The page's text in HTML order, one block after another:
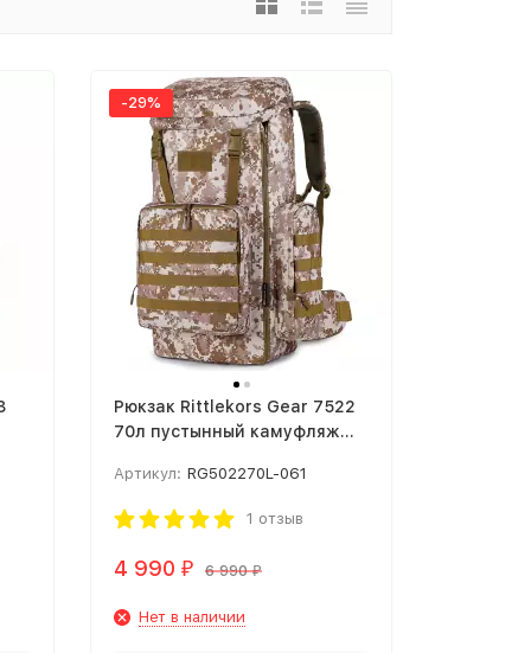
-29%
Рюкзак Rittlekors Gear 7522
70л пустынный камуфляж
Артикул: RG502270L-061
1 отзыв
4 990 ₽ 6 990₽
Нет в наличии